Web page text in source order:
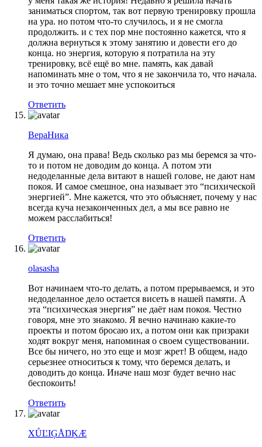
заниматься спортом, так вот первую тренировку прошла
на ура. но потом что-то случилось, и я не смогла
продолжить. и с тех пор мне постоянно кажется, что я
должна вернуться к этому занятию и довести его до
конца. но энергия, которую я потратила на эту
тренировку, всё ещё во мне. память, как давай
напоминать мне о том, что я не закончила то, что начала.
и это точно мешает мне успокоиться
Ответить
ВераНика
Я думаю, она права! Ведь сколько раз мы беремся за что-
то и потом не доводим до конца. А потом эти
недоделанные дела витают в нашей голове, не дают нам
покоя. И самое смешное, она называет это “психической
энергией”. Мне кажется, что это объясняет, почему у нас
всегда куча незаконченных дел, а мы все равно не
можем расслабиться!
Ответить
olasasha
Вот начинаем что-то делать, а потом прерываемся, и это
недоделанное дело остается висеть в нашей памяти. А
эта “психическая энергия” не даёт нам покоя. Честно
говоря, мне это знакомо. Я вечно начинаю какие-то
проекты и потом бросаю их, а потом они как призраки
ходят вокруг меня, напоминая о своем существовании.
Все бы ничего, но это еще и мозг жрет! В общем, надо
серьезнее относиться к тому, что беремся делать, и
доводить до конца. Иначе наш мозг будет вечно нас
беспокоить!
Ответить
XŮĽIĢÅŊĶÆ